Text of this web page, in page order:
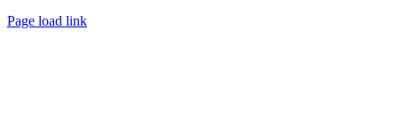
Page load link